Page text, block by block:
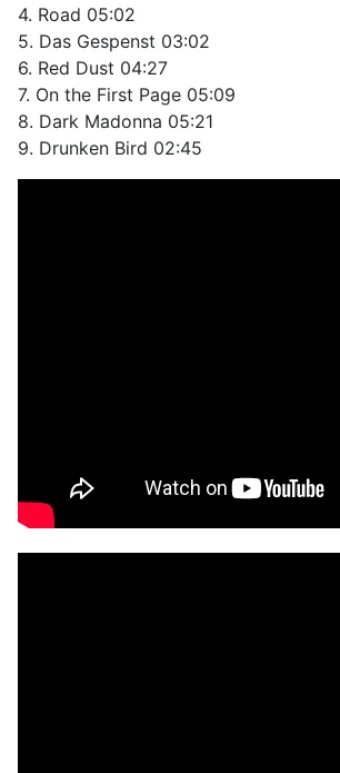
4. Road 05:02
5. Das Gespenst 03:02
6. Red Dust 04:27
7. On the First Page 05:09
8. Dark Madonna 05:21
9. Drunken Bird 02:45